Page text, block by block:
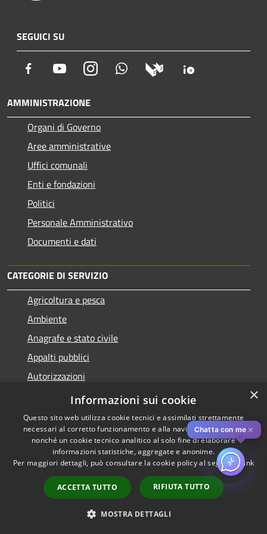
SEGUICI SU
Facebook YoutubeInstagram Whatsapp
AMMINISTRAZIONE
Organi di Governo
Aree amministrative
Uffici comunali
Enti e fondazioni
Politici
Personale Amministrativo
Documenti e dati
CATEGORIE DI SERVIZIO
Agricoltura e pesca
Ambiente
Anagrafe e stato civile
Appalti pubblici
Autorizzazioni
Catasto e urbanistica
Cultura e tempo libero
Educazione e formazione
Giustizia e sicurezza pubblica
Imprese e commercio
Chatta con me ✕
×
Informazioni sui cookie
Questo sito web utilizza cookie tecnici e assimilati strettamente
necessari al corretto funzionamento e alla navigazione del sito,
nonché un cookie tecnico analitico al solo fine di elaborare
informazioni statistiche, aggregate e anonime.
Per maggiori dettagli, può consultare la cookie policy al seguente link
ACCETTA TUTTO RIFIUTA TUTTO
MOSTRA DETTAGLI